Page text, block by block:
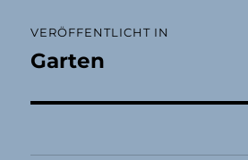
VERÖFFENTLICHT IN
Garten